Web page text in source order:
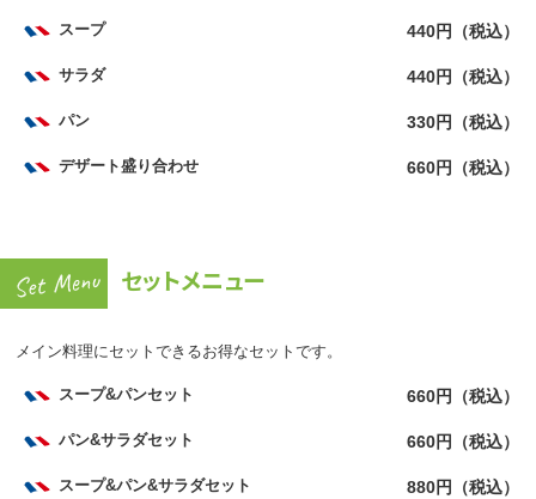
スープ 440円（税込）
サラダ 440円（税込）
パン 330円（税込）
デザート盛り合わせ 660円（税込）
セットメニュー
メイン料理にセットできるお得なセットです。
スープ&パンセット 660円（税込）
パン&サラダセット 660円（税込）
スープ&パン&サラダセット 880円（税込）